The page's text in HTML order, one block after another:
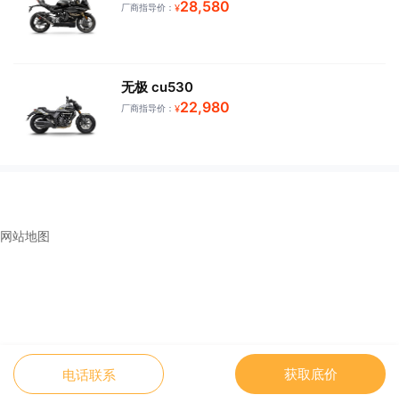
厂商指导价： ¥28,580
无极 cu530
厂商指导价： ¥22,980
电话联系 获取底价
网站地图